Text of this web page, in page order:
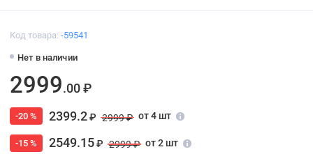
Код товара: -59541
Нет в наличии
2999.00 ₽
-20 % 2399.2₽ 2999 ₽ от 4 шт
-15 % 2549.15₽ 2999 ₽ от 2 шт